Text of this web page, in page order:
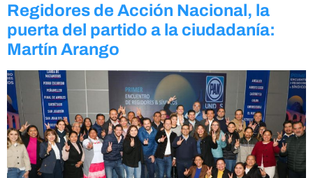
Regidores de Acción Nacional, la
puerta del partido a la ciudadanía:
Martín Arango